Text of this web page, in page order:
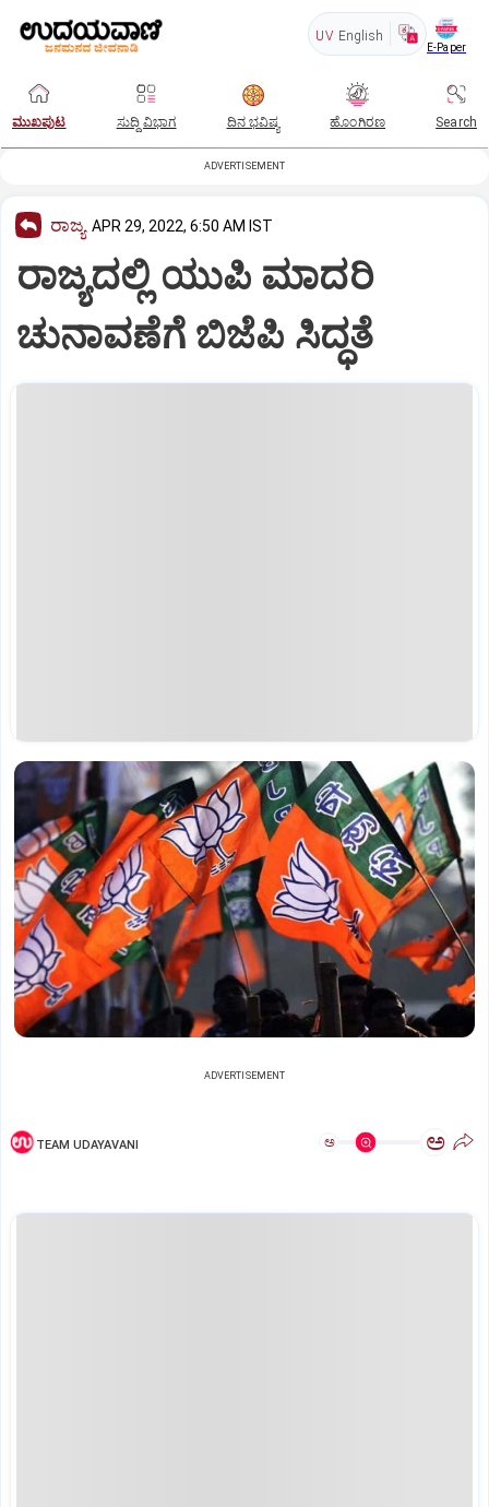
UV English
E-Paper
ಮುಖಪುಟ ಸುದ್ದಿ ವಿಭಾಗ ದಿನ ಭವಿಷ್ಯ ಹೊಂಗಿರಣ Search
ADVERTISEMENT
ರಾಜ್ಯ APR 29, 2022, 6:50 AM IST
ರಾಜ್ಯದಲ್ಲಿ ಯುಪಿ ಮಾದರಿ
ಚುನಾವಣೆಗೆ ಬಿಜೆಪಿ ಸಿದ್ಧತೆ
ADVERTISEMENT
TEAM UDAYAVANI ಅ ಅ